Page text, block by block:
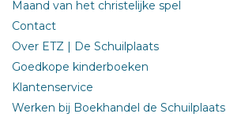
Maand van het christelijke spel
Contact
Over ETZ | De Schuilplaats
Goedkope kinderboeken
Klantenservice
Werken bij Boekhandel de Schuilplaats